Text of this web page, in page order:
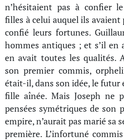
n’hésitaient pas à confier
filles à celui auquel ils
confié leurs fortunes.
hommes antiques ; et s’il en
en avait toutes les qualités.
son premier commis,
était-il, dans son idée, le futur
fille aînée. Mais Joseph ne
pensées symétriques de son
empire, n’aurait pas marié sa
première. L’infortuné